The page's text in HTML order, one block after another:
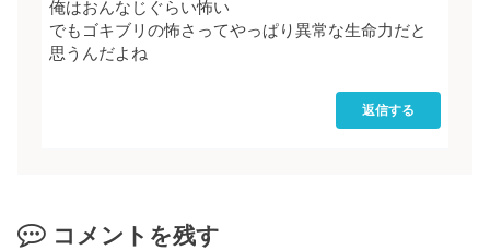
俺はおんなじぐらい怖い
でもゴキブリの怖さってやっぱり異常な生命力だと
思うんだよね
返信する
コメントを残す